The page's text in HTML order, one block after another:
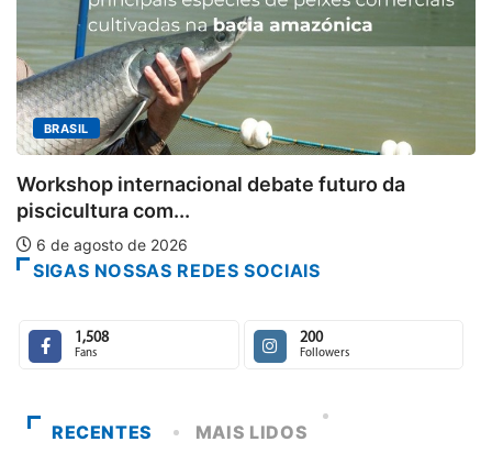
da
MINAS GERAIS
Aberto o credenciamento de
6 de agosto de 2026
SIGAS NOSSAS REDES SOCIAIS
1,508
Fans
200
Followers
RECENTES MAIS LIDOS